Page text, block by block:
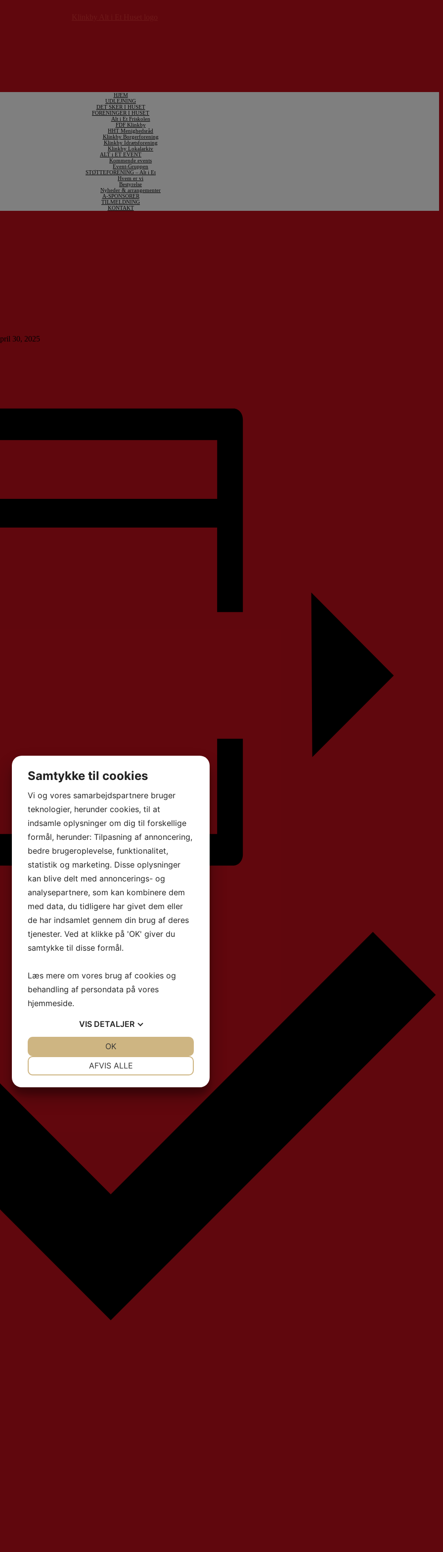
HJEM
UDLEJNING
DET SKER I HUSET
FORENINGER I HUSET
Alt i Et Friskolen
FDF Klinkby
HHT Menighedsråd
Klinkby Borgerforening
Klinkby Idrætsforening
Klinkby Lokalarkiv
ALT i ET EVENT
Kommende events
Event-Gruppen
STØTTEFORENING – Alt i Et
Hvem er vi
Bestyrelse
Nyheder & arrangementer
A-SPONSORER
TILMELDNING
KONTAKT
30, 2025
Samtykke til cookies
Vi og vores samarbejdspartnere bruger
teknologier, herunder cookies, til at
indsamle oplysninger om dig til forskellige
formål, herunder: Tilpasning af annoncering,
bedre brugeroplevelse, funktionalitet,
statistik og marketing. Disse oplysninger
kan blive delt med annoncerings- og
analysepartnere, som kan kombinere dem
med data, du tidligere har givet dem eller
de har indsamlet gennem din brug af deres
tjenester. Ved at klikke på 'OK' giver du
samtykke til disse formål.
Læs mere om vores brug af cookies og
behandling af persondata på vores
hjemmeside.
VIS DETALJER
AFVIS ALLE
OK